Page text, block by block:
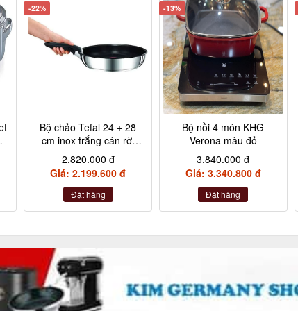
-22%
Bộ chảo Tefal 24 + 28
cm inox trắng cán rời
L9409202
2.820.000 đ
Giá: 2.199.600 đ
Đặt hàng
-13%
Bộ nồi 4 món KHG
Verona màu đỏ
3.840.000 đ
Giá: 3.340.800 đ
Đặt hàng